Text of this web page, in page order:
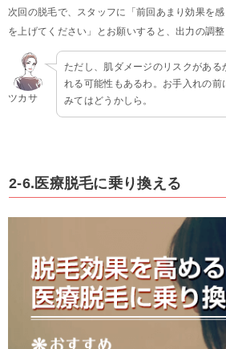
次回の脱毛で、スタッフに「前回あまり効果を
を上げてください」とお願いすると、出力の調整
ツカサ
ただし、肌ダメージのリスクがある
れる可能性もあるわ。お手入れの前
みてはどうかしら。
2-6.医療脱毛に乗り換える